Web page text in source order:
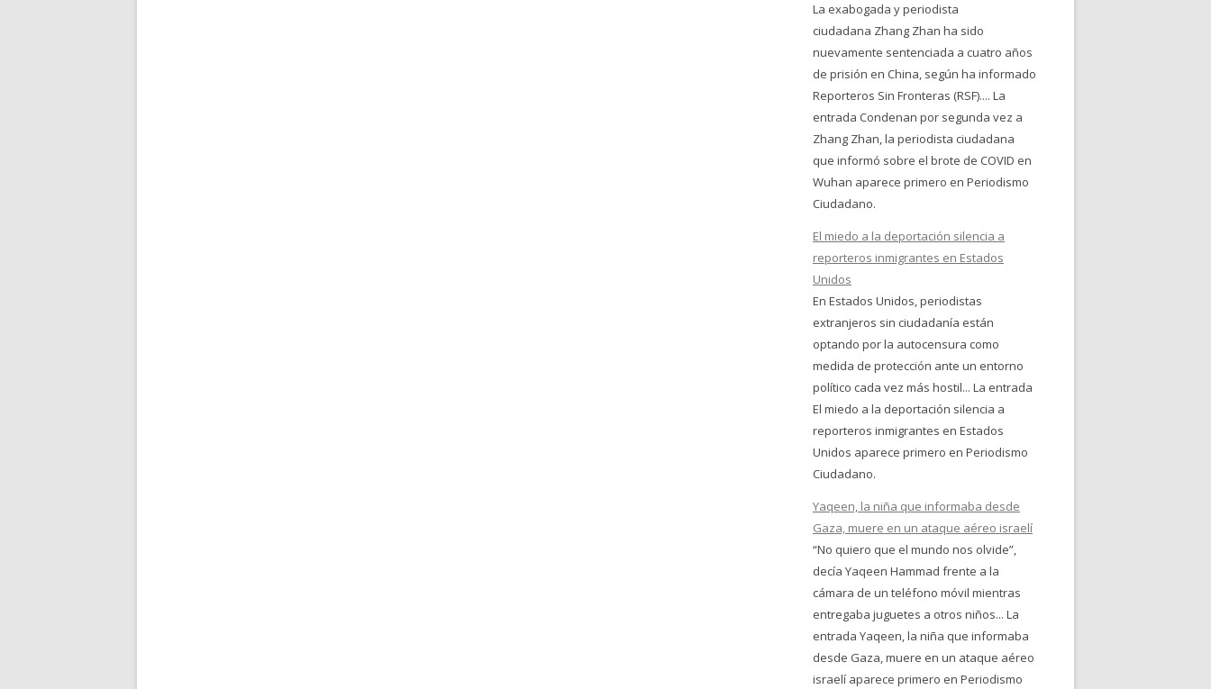
La exabogada y periodista
ciudadana Zhang Zhan ha sido
nuevamente sentenciada a cuatro años
de prisión en China, según ha informado
Reporteros Sin Fronteras (RSF).... La
entrada Condenan por segunda vez a
Zhang Zhan, la periodista ciudadana
que informó sobre el brote de COVID en
Wuhan aparece primero en Periodismo
Ciudadano.
El miedo a la deportación silencia a
reporteros inmigrantes en Estados
Unidos
En Estados Unidos, periodistas
extranjeros sin ciudadanía están
optando por la autocensura como
medida de protección ante un entorno
político cada vez más hostil... La entrada
El miedo a la deportación silencia a
reporteros inmigrantes en Estados
Unidos aparece primero en Periodismo
Ciudadano.
Yaqeen, la niña que informaba desde
Gaza, muere en un ataque aéreo israelí
“No quiero que el mundo nos olvide”,
decía Yaqeen Hammad frente a la
cámara de un teléfono móvil mientras
entregaba juguetes a otros niños... La
entrada Yaqeen, la niña que informaba
desde Gaza, muere en un ataque aéreo
israelí aparece primero en Periodismo